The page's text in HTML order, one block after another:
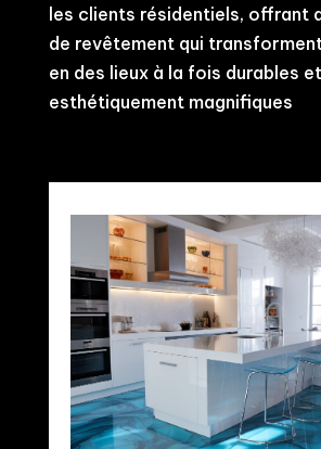
les clients résidentiels, offrant
de revêtement qui
en des lieux à la fois durables et
esthétiquement magnifiques